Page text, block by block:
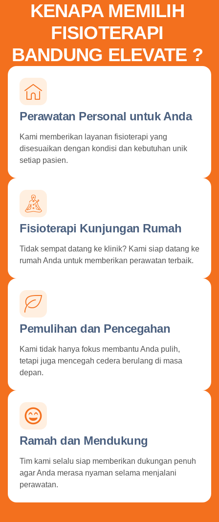
KENAPA MEMILIH
FISIOTERAPI
BANDUNG ELEVATE ?
Perawatan Personal untuk Anda
Kami memberikan layanan fisioterapi yang
disesuaikan dengan kondisi dan kebutuhan unik
setiap pasien.
Fisioterapi Kunjungan Rumah
Tidak sempat datang ke klinik? Kami siap datang ke
rumah Anda untuk memberikan perawatan terbaik.
Pemulihan dan Pencegahan
Kami tidak hanya fokus membantu Anda pulih,
tetapi juga mencegah cedera berulang di masa
depan.
Ramah dan Mendukung
Tim kami selalu siap memberikan dukungan penuh
agar Anda merasa nyaman selama menjalani
perawatan.